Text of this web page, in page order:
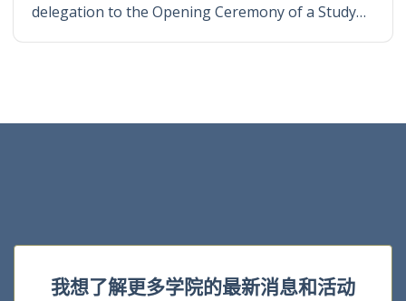
delegation to the Opening Ceremony of a Study…
我想了解更多学院的最新消息和活动